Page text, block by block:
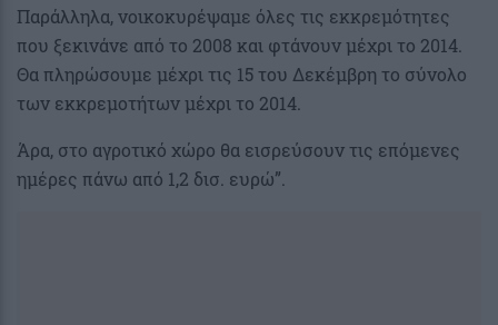
Παράλληλα, νοικοκυρέψαμε όλες τις εκκρεμότητες
που ξεκινάνε από το 2008 και φτάνουν μέχρι το 2014.
Θα πληρώσουμε μέχρι τις 15 του Δεκέμβρη το σύνολο
των εκκρεμοτήτων μέχρι το 2014.
Άρα, στο αγροτικό χώρο θα εισρεύσουν τις επόμενες
ημέρες πάνω από 1,2 δισ. ευρώ”.